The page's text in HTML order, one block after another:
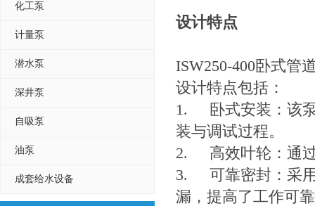
化工泵
计量泵
潜水泵
深井泵
自吸泵
油泵
成套给水设备
设计特点
ISW250-400卧式管
设计特点包括：
1.
卧式安装：该
装与调试过程。
2.
高效叶轮：通
3.
可靠密封：采
漏，提高了工作可